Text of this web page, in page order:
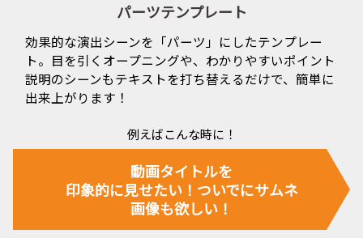
パーツテンプレート
効果的な演出シーンを「パーツ」にしたテンプレー
ト。 目を引くオープニングや、わかりやすいポイント
説明のシーンもテキストを打ち替えるだけで、簡単に
出来上がります！
例えばこんな時に！
動画タイトルを
印象的に見せたい！ ついでにサムネ
画像も欲しい！